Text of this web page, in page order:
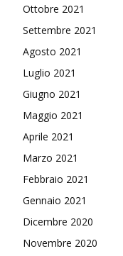
Ottobre 2021
Settembre 2021
Agosto 2021
Luglio 2021
Giugno 2021
Maggio 2021
Aprile 2021
Marzo 2021
Febbraio 2021
Gennaio 2021
Dicembre 2020
Novembre 2020